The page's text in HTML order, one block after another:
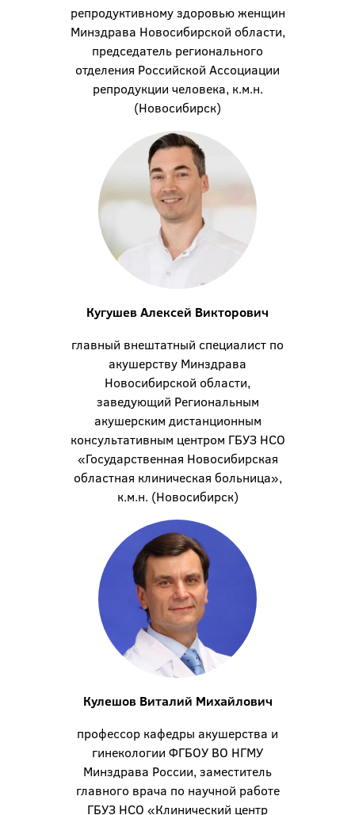
репродуктивному здоровью женщин
Минздрава Новосибирской области,
председатель регионального
отделения Российской Ассоциации
репродукции человека, к.м.н.
(Новосибирск)
Кугушев Алексей Викторович
главный внештатный специалист по
акушерству Минздрава
Новосибирской области,
заведующий Региональным
акушерским дистанционным
консультативным центром ГБУЗ НСО
«Государственная Новосибирская
областная клиническая больница»,
к.м.н. (Новосибирск)
Кулешов Виталий Михайлович
профессор кафедры акушерства и
гинекологии ФГБОУ ВО НГМУ
Минздрава России, заместитель
главного врача по научной работе
ГБУЗ НСО «Клинический центр